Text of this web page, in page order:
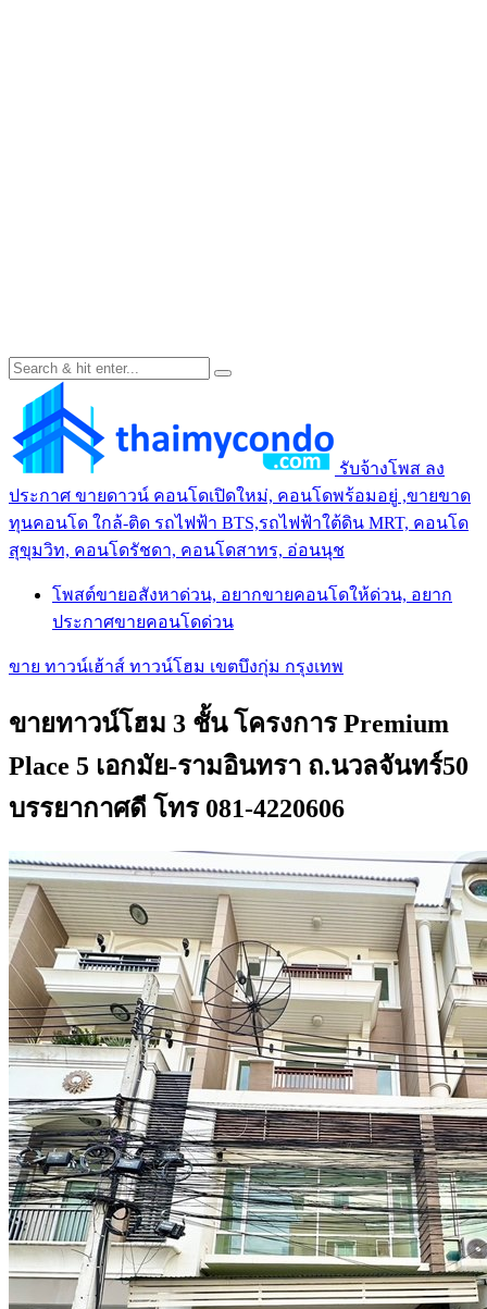
รับจ้างโพส ลง
ประกาศ ขายดาวน์ คอนโดเปิดใหม่, คอนโดพร้อมอยู่ ,ขายขาด
ทุนคอนโด ใกล้-ติด รถไฟฟ้า BTS,รถไฟฟ้าใต้ดิน MRT, คอนโด
สุขุมวิท, คอนโดรัชดา, คอนโดสาทร, อ่อนนุช
โพสต์ขายอสังหาด่วน, อยากขายคอนโดให้ด่วน, อยาก
ประกาศขายคอนโดด่วน
ขาย ทาวน์เฮ้าส์ ทาวน์โฮม เขตบึงกุ่ม กรุงเทพ
ขายทาวน์โฮม 3 ชั้น โครงการ Premium
Place 5 เอกมัย-รามอินทรา ถ.นวลจันทร์50
บรรยากาศดี โทร 081-4220606